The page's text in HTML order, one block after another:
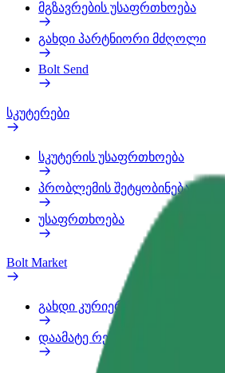
მგზავრების უსაფრთხოება
გახდი პარტნიორი მძღოლი
Bolt Send
სკუტერები
სკუტერის უსაფრთხოება
პრობლემის შეტყობინება
უსაფრთხოება
Bolt Market
გახდი კურიერი
დაამატე რესტორანი ან მაღაზია